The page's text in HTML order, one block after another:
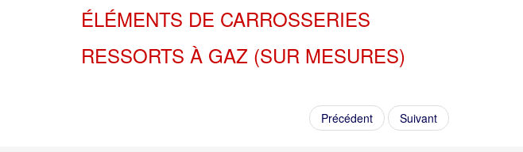
ÉLÉMENTS DE CARROSSERIES
RESSORTS À GAZ (SUR MESURES)
Précédent Suivant